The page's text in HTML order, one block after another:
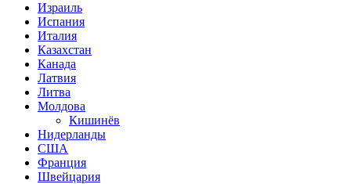
Израиль
Испания
Италия
Казахстан
Канада
Латвия
Литва
Молдова
Кишинёв
Нидерланды
США
Франция
Швейцария